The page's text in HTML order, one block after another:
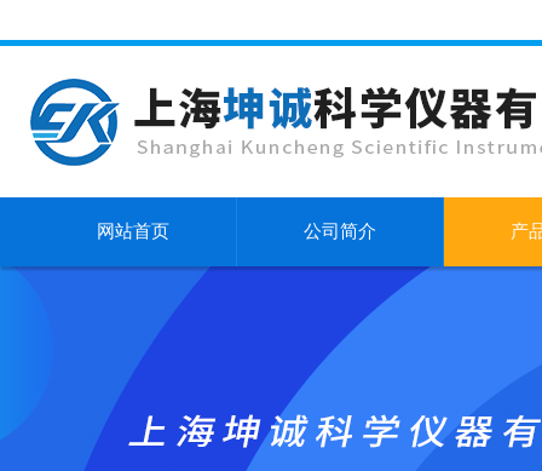
网站首页 公司简介 产